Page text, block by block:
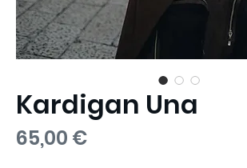
Kardigan Una
65,00 €